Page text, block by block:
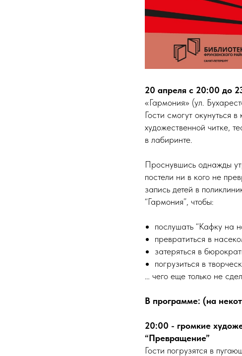
20 апреля с 20:00 до
«Гармония» (ул.
Гости смогут окунуться
художественной читке,
в лабиринте.
Проснувшись однажды
постели ни в кого не
запись детей в
“Гармония”, чтобы:
послушать “Кафку на
превратиться в
затеряться в
погрузиться в
… чего еще только не
В программе: (на
20:00 - громкие
“Превращение”
Гости погрузятся в